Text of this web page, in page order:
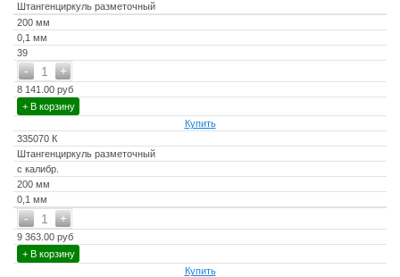
Штангенциркуль разметочный
200 мм
0,1 мм
39
+
- 1
8 141.00 руб
+ В корзину
Купить
335070 К
Штангенциркуль разметочный
с калибр.
200 мм
0,1 мм
+
- 1
9 363.00 руб
+ В корзину
Купить